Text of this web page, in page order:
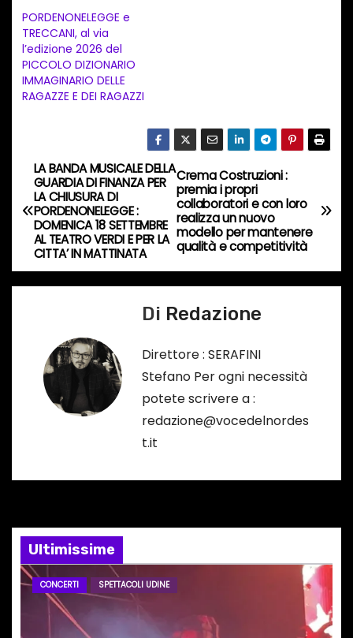
o
i
n
c
o
…
PORDENONELEGGE e
TRECCANI, al via
l’edizione 2026 del
PICCOLO DIZIONARIO
IMMAGINARIO DELLE
RAGAZZE E DEI RAGAZZI
N
a
v
i
n
a
r
Crema Costruzioni :
premia i propri
collaboratori e con loro
realizza un nuovo
modello per mantenere
qualità e competitività
LA BANDA MUSICALE DELLA
GUARDIA DI FINANZA PER
LA CHIUSURA DI
PORDENONELEGGE :
DOMENICA 18 SETTEMBRE
AL TEATRO VERDI E PER LA
CITTA’ IN MATTINATA
Di Redazione
Direttore : SERAFINI
Stefano Per ogni necessità
potete scrivere a :
redazione@vocedelnordes
t.it
Ultimissime
CONCERTI SPETTACOLI UDINE